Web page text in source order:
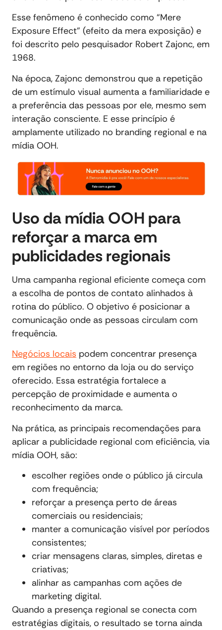
Esse fenômeno é conhecido como “Mere
Exposure Effect” (efeito da mera exposição) e
foi descrito pelo pesquisador Robert Zajonc, em
1968.
Na época, Zajonc demonstrou que a repetição
de um estímulo visual aumenta a familiaridade e
a preferência das pessoas por ele, mesmo sem
interação consciente. E esse princípio é
amplamente utilizado no branding regional e na
mídia OOH.
Uso da mídia OOH para
reforçar a marca em
publicidades regionais
Uma campanha regional eficiente começa com
a escolha de pontos de contato alinhados à
rotina do público. O objetivo é posicionar a
comunicação onde as pessoas circulam com
frequência.
Negócios locais podem concentrar presença
em regiões no entorno da loja ou do serviço
oferecido. Essa estratégia fortalece a
percepção de proximidade e aumenta o
reconhecimento da marca.
Na prática, as principais recomendações para
aplicar a publicidade regional com eficiência, via
mídia OOH, são:
escolher regiões onde o público já circula
com frequência;
reforçar a presença perto de áreas
comerciais ou residenciais;
manter a comunicação visível por períodos
consistentes;
criar mensagens claras, simples, diretas e
criativas;
alinhar as campanhas com ações de
marketing digital.
Quando a presença regional se conecta com
estratégias digitais, o resultado se torna ainda